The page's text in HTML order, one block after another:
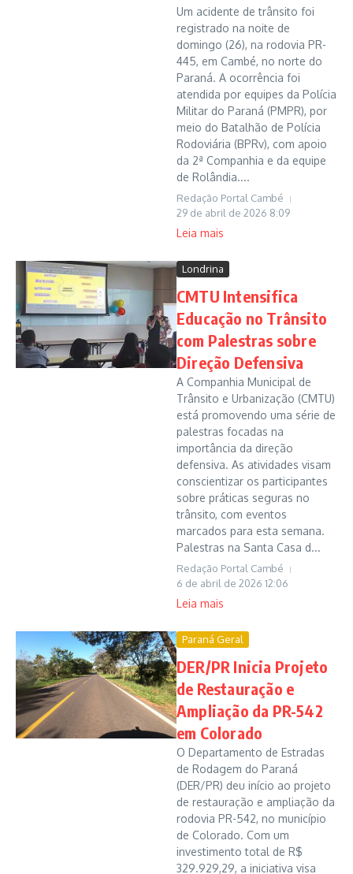
Um acidente de trânsito foi
registrado na noite de
domingo (26), na rodovia PR-
445, em Cambé, no norte do
Paraná. A ocorrência foi
atendida por equipes da Polícia
Militar do Paraná (PMPR), por
meio do Batalhão de Polícia
Rodoviária (BPRv), com apoio
da 2ª Companhia e da equipe
de Rolândia....
Redação Portal Cambé
29 de abril de 2026 8:09
Leia mais
Londrina
CMTU Intensifica
Educação no Trânsito
com Palestras sobre
Direção Defensiva
A Companhia Municipal de
Trânsito e Urbanização (CMTU)
está promovendo uma série de
palestras focadas na
importância da direção
defensiva. As atividades visam
conscientizar os participantes
sobre práticas seguras no
trânsito, com eventos
marcados para esta semana.
Palestras na Santa Casa d...
Redação Portal Cambé
6 de abril de 2026 12:06
Leia mais
Paraná Geral
DER/PR Inicia Projeto
de Restauração e
Ampliação da PR-542
em Colorado
O Departamento de Estradas
de Rodagem do Paraná
(DER/PR) deu início ao projeto
de restauração e ampliação da
rodovia PR-542, no município
de Colorado. Com um
investimento total de R$
329.929,29, a iniciativa visa